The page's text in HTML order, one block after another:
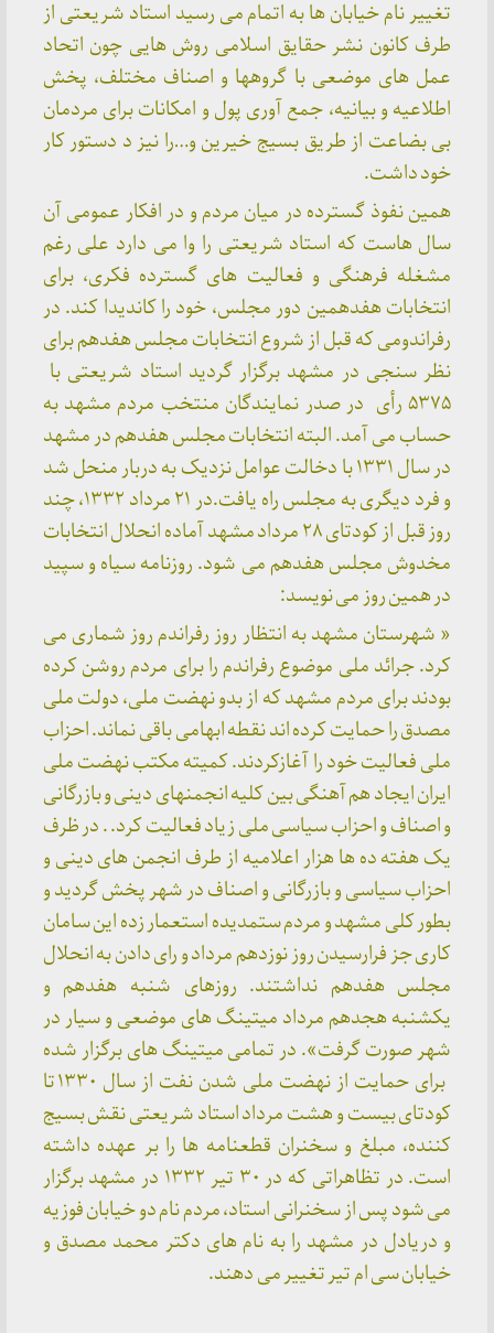
تغییر نام خیابان ها به اتمام می رسید استاد شریعتی از
طرف کانون نشر حقایق اسلامی روش هایی چون اتحاد
عمل های موضعی با گروهها و اصناف مختلف، پخش
اطلاعیه و بیانیه، جمع آوری پول و امکانات برای مردمان
بی بضاعت از طریق بسیج خیرین و…را نیز د دستور کار
خود داشت.
همین نفوذ گسترده در میان مردم و در افکار عمومی آن
سال هاست که استاد شریعتی را وا می دارد علی رغم
مشغله فرهنگی و فعالیت های گسترده فکری، برای
انتخابات هفدهمین دور مجلس، خود را کاندیدا کند. در
رفراندومی که قبل از شروع انتخابات مجلس هفدهم برای
نظر سنجی در مشهد برگزار گردید استاد شریعتی با
۵۳۷۵ رأی در صدر نمایندگان منتخب مردم مشهد به
حساب می آمد. البته انتخابات مجلس هفدهم در مشهد
در سال ۱۳۳۱ با دخالت عوامل نزدیک به دربار منحل شد
و فرد دیگری به مجلس راه یافت.در ۲۱ مرداد ۱۳۳۲، چند
روز قبل از کودتای ۲۸ مرداد مشهد آماده انحلال انتخابات
مخدوش مجلس هفدهم می شود. روزنامه سیاه و سپید
در همین روز می نویسد:
« شهرستان مشهد به انتظار روز رفراندم روز شماری می
کرد. جرائد ملی موضوع رفراندم را برای مردم روشن کرده
بودند برای مردم مشهد که از بدو نهضت ملی، دولت ملی
مصدق را حمایت کرده اند نقطه ابهامی باقی نماند. احزاب
ملی فعالیت خود را آغازکردند. کمیته مکتب نهضت ملی
ایران ایجاد هم آهنگی بین کلیه انجمنهای دینی و بازرگانی
و اصناف و احزاب سیاسی ملی زیاد فعالیت کرد. . در ظرف
یک هفته ده ها هزار اعلامیه از طرف انجمن های دینی و
احزاب سیاسی و بازرگانی و اصناف در شهر پخش گردید و
بطور کلی مشهد و مردم ستمدیده استعمار زده این سامان
کاری جز فرارسیدن روز نوزدهم مرداد و رای دادن به انحلال
مجلس هفدهم نداشتند. روزهای شنبه هفدهم و
یکشنبه هجدهم مرداد میتینگ های موضعی و سیار در
شهر صورت گرفت». در تمامی میتینگ های برگزار شده
برای حمایت از نهضت ملی شدن نفت از سال ۱۳۳۰ تا
کودتای بیست و هشت مرداد استاد شریعتی نقش بسیج
کننده، مبلغ و سخنران قطعنامه ها را بر عهده داشته
است. در تظاهراتی که در ۳۰ تیر ۱۳۳۲ در مشهد برگزار
می شود پس از سخنرانی استاد، مردم نام دو خیابان فوزیه
و دریادل در مشهد را به نام های دکتر محمد مصدق و
خیابان سی ام تیر تغییر می دهند.